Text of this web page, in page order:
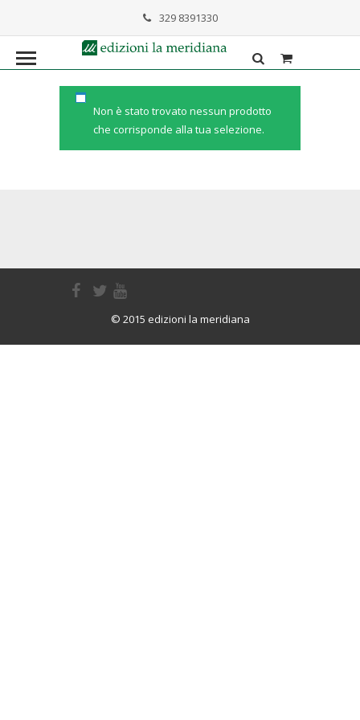
329 8391330
formazione@lameridiana.it
Non è stato trovato nessun prodotto
che corrisponde alla tua selezione.
© 2015 edizioni la meridiana